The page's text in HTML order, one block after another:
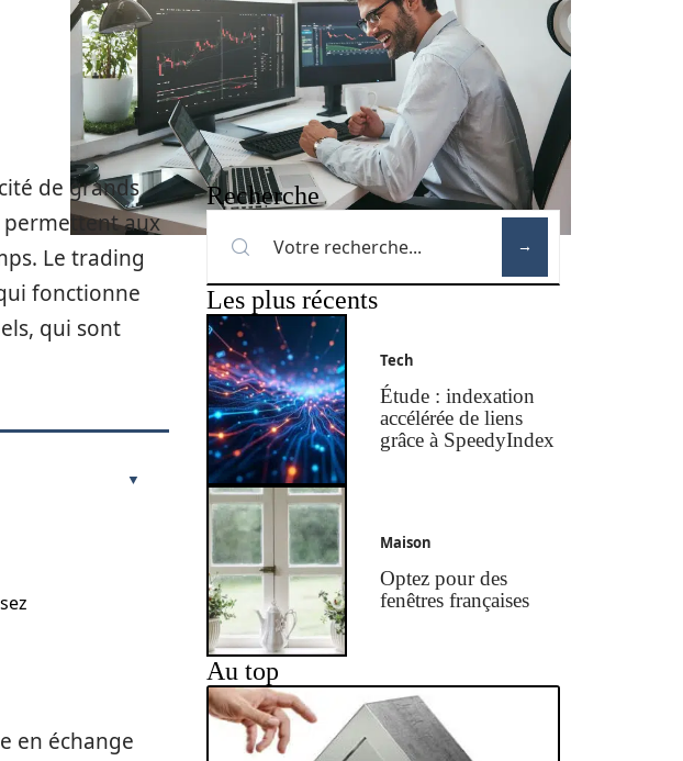
de grands
permettent aux
Le trading
fonctionne
qui sont
en échange
Recherche
Les plus récents
Tech
Étude : indexation
accélérée de liens
grâce à SpeedyIndex
Maison
Optez pour des
fenêtres françaises
Au top